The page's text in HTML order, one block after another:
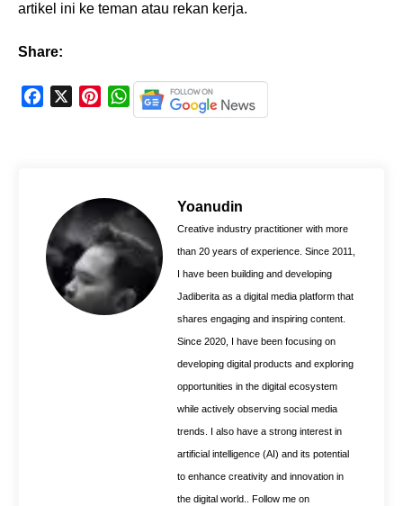
artikel ini ke teman atau rekan kerja.
Share:
k
e
s
t
W
h
A
p
Yoanudin
Creative industry practitioner with more
than 20 years of experience. Since 2011,
I have been building and developing
Jadiberita as a digital media platform that
shares engaging and inspiring content.
Since 2020, I have been focusing on
developing digital products and exploring
opportunities in the digital ecosystem
while actively observing social media
trends. I also have a strong interest in
artificial intelligence (AI) and its potential
to enhance creativity and innovation in
the digital world.. Follow me on